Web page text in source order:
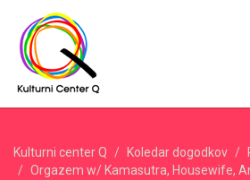
Kulturni center Q Koledar dogodkov
Orgazem w/ Kamasutra, Housewife,